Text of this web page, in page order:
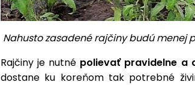
Nahusto zasadené rajčiny budú menej
Rajčiny je nutné polievať pravidelne a
dostane ku koreňom tak potrebné